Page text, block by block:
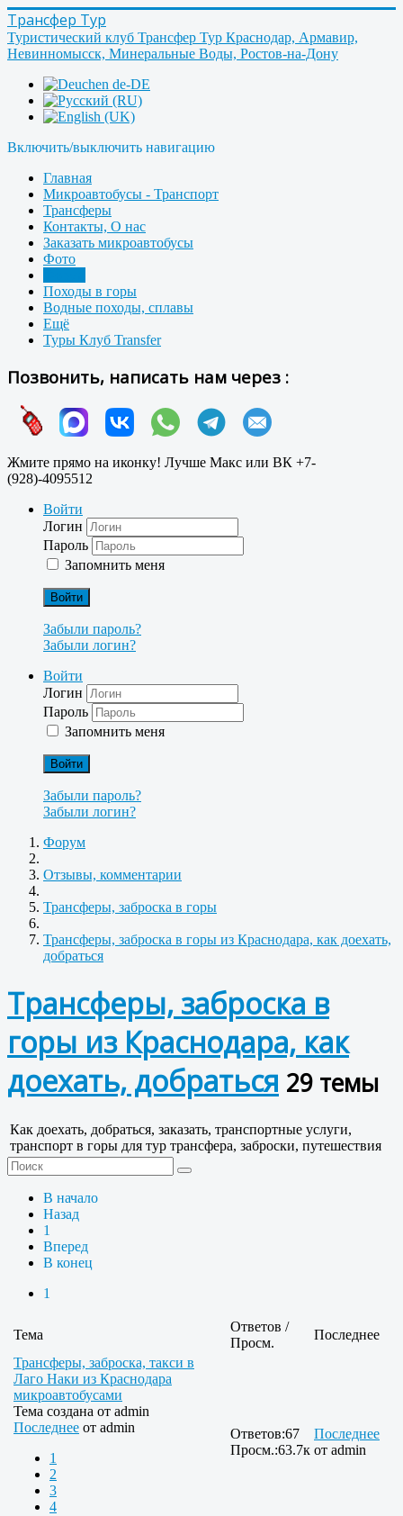
Трансфер Тур
Туристический клуб Трансфер Тур Краснодар, Армавир,
Невинномысск, Минеральные Воды, Ростов-на-Дону
Включить/выключить навигацию
Главная
Микроавтобусы - Транспорт
Трансферы
Контакты, О нас
Заказать микроавтобусы
Фото
Походы в горы
Водные походы, сплавы
Ещё
Туры Клуб Transfer
Позвонить, написать нам через :
Жмите прямо на иконку! Лучше Макс или ВК +7-
(928)-4095512
Войти
Логин
Пароль
Запомнить меня
Войти
Забыли пароль?
Забыли логин?
Войти
Логин
Пароль
Запомнить меня
Войти
Забыли пароль?
Забыли логин?
Форум
Отзывы, комментарии
Трансферы, заброска в горы
Трансферы, заброска в горы из Краснодара, как доехать,
добраться
Трансферы, заброска в
горы из Краснодара, как
доехать, добраться 29 темы
Как доехать, добраться, заказать, транспортные услуги,
транспорт в горы для тур трансфера, заброски, путешествия
В начало
Назад
1
Вперед
В конец
1
Тема
Ответов /
Просм.
Последнее
Трансферы, заброска, такси в
Лаго Наки из Краснодара
микроавтобусами
Тема создана от admin
Последнее от admin
1
2
3
4
Ответов:67
Просм.:63.7к
Последнее
от admin